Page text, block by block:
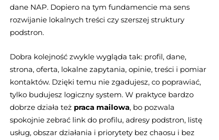
dane NAP. Dopiero na tym fundamencie ma sens
rozwijanie lokalnych treści czy szerszej struktury
podstron.
Dobra kolejność zwykle wygląda tak: profil, dane,
strona, oferta, lokalne zapytania, opinie, treści i pomiar
kontaktów. Dzięki temu nie zgadujesz, co poprawiać,
tylko budujesz logiczny system. W praktyce bardzo
dobrze działa też praca mailowa, bo pozwala
spokojnie zebrać link do profilu, adresy podstron, listę
usług, obszar działania i priorytety bez chaosu i bez